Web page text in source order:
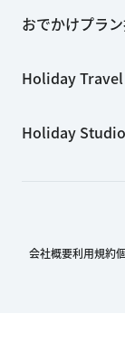
おでかけプラ
Holiday Travel
Holiday Studio
会社概要利用規約